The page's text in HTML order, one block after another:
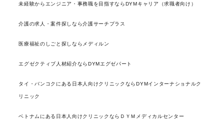
未経験からエンジニア・事務職を目指すならDYMキャリア（求職者向け）
介護の求人・案件探しなら介護サーチプラス
医療福祉のしごと探しならメディルン
エグゼクティブ人材紹介ならDYMエグゼパート
タイ・バンコクにある日本人向けクリニックならDYMインターナショナルク
リニック
ベトナムにある日本人向けクリニックならＤＹＭメディカルセンター